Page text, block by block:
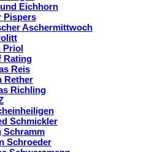
Eichhorn
Pispers
Aschermittwoch
Priol
Rating
Reis
Rether
Richling
Schmickler
Schramm
Schroeder